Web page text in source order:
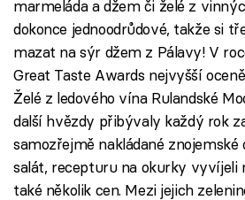
marmeláda a džem či želé z
dokonce jednoodrůdové, takže si
mazat na sýr džem z Pálavy! V
Great Taste Awards nejvyšší
Želé z ledového vína Rulandské
další hvězdy přibývaly každý rok
samozřejmě nakládané
salát, recepturu na okurky vyvíjeli
také několik cen. Mezi jejich